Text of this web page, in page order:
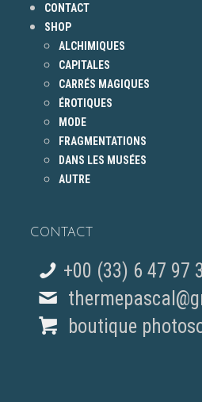
CONTACT
SHOP
ALCHIMIQUES
CAPITALES
CARRÉS MAGIQUES
ÉROTIQUES
MODE
FRAGMENTATIONS
DANS LES MUSÉES
AUTRE
CONTACT
+00 (33) 6 47 97
boutique